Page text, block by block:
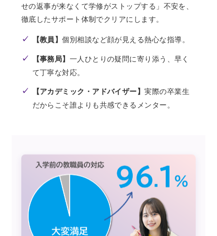
せの返事が来なくて学修がストップする」不安を、
徹底したサポート体制でクリアにします。
✓ 【教員】個別相談など顔が見える熱心な指導。
✓ 【事務局】 一人ひとりの疑問に寄り添う、早く
て丁寧な対応。
✓ 【アカデミック・アドバイザー】実際の卒業生
だからこそ誰よりも共感できるメンター。